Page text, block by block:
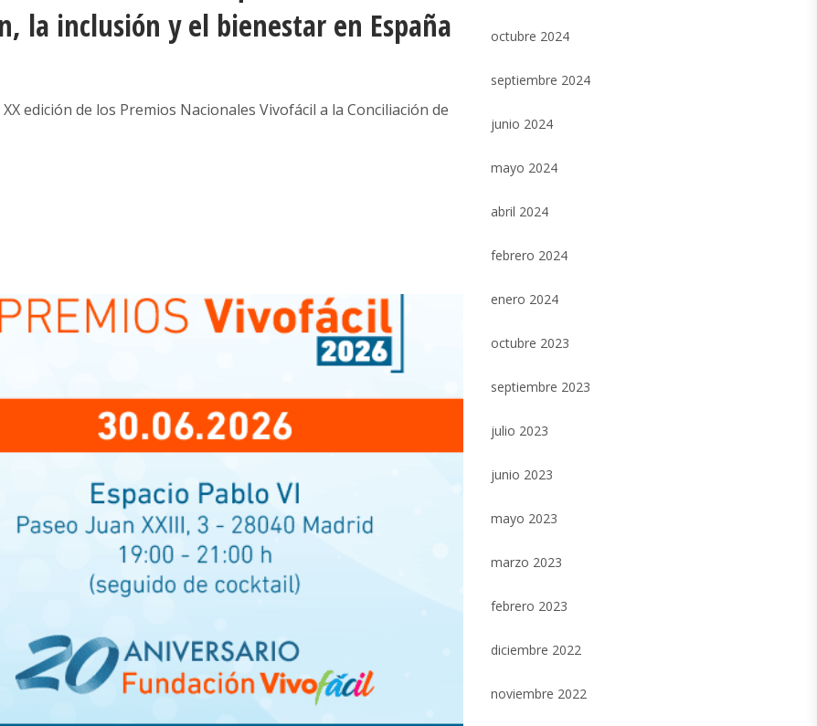
la inclusión y el bienestar en España
edición de los Premios Nacionales Vivofácil a la Conciliación de
octubre 2024
septiembre 2024
junio 2024
mayo 2024
abril 2024
febrero 2024
enero 2024
octubre 2023
septiembre 2023
julio 2023
junio 2023
mayo 2023
marzo 2023
febrero 2023
diciembre 2022
noviembre 2022